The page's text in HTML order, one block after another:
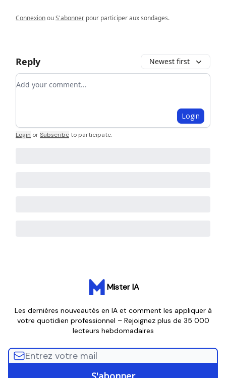
ConnexionouS'abonner pour participer aux sondages.
Reply Newest first
Add your comment
Login
Login orSubscribeto participate.
Mister IA
Les dernières nouveautés en IA et comment les appliquer à
votre quotidien professionnel – Rejoignez plus de 35 000
lecteurs hebdomadaires